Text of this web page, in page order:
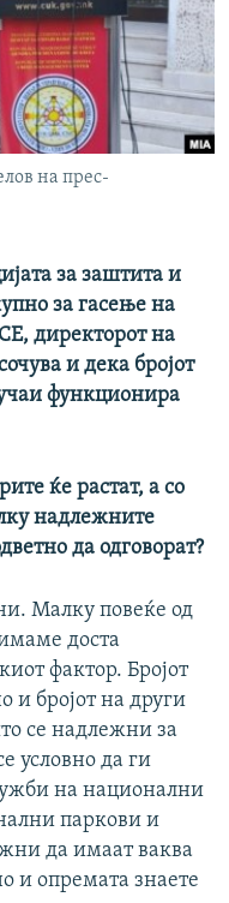
на прес-
за заштита и
за гасење на
директорот на
и дека бројот
функционира
ќе растат, а со
надлежните
да одговорат?
Малку повеќе од
доста
фактор. Бројот
и бројот на други
се надлежни за
условно да ги
на национални
паркови и
да имаат ваква
и опремата знаете